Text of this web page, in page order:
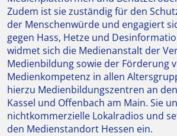
Zudem ist sie zuständig für den
der Menschenwürde und engagiert
gegen Hass, Hetze und
widmet sich die Medienanstalt der
Medienbildung sowie der Förderung
Medienkompetenz in allen
hierzu Medienbildungszentren an
Kassel und Offenbach am Main. Sie
nichtkommerzielle Lokalradios und
den Medienstandort Hessen ein.